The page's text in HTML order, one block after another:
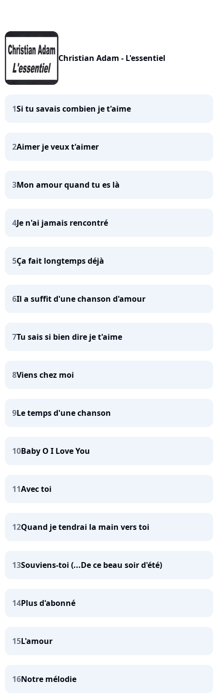
Christian Adam - L'essentiel
1Si tu savais combien je t'aime
2Aimer je veux t'aimer
3Mon amour quand tu es là
4Je n'ai jamais rencontré
5Ça fait longtemps déjà
6Il a suffit d'une chanson d'amour
7Tu sais si bien dire je t'aime
8Viens chez moi
9Le temps d'une chanson
10Baby O I Love You
11Avec toi
12Quand je tendrai la main vers toi
13Souviens-toi (...De ce beau soir d'été)
14Plus d'abonné
15L'amour
16Notre mélodie